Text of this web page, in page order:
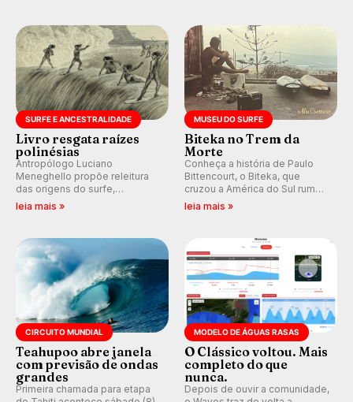
km/h em Itanhaém.
SURFE E ANCESTRALIDADE
Livro resgata raízes
polinésias
Antropólogo Luciano
Meneghello propõe releitura
das origens do surfe,
resgatando a cultura polinésia
prática em esporte e indústria.
leia mais »
MUSEU DO SURFE
Biteka no Trem da
Morte
Conheça a história de Paulo
Bittencourt, o Biteka, que
cruzou a América do Sul rumo
ao Pacífico em uma jornada
leia mais »
CIRCUITO MUNDIAL
Teahupoo abre janela
com previsão de ondas
grandes
Primeira chamada para etapa
MODELO DE ÁGUAS RASAS
O Clássico voltou. Mais
completo do que
nunca.
Depois de ouvir a comunidade,